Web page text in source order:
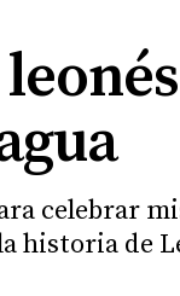
celebrar
historia de